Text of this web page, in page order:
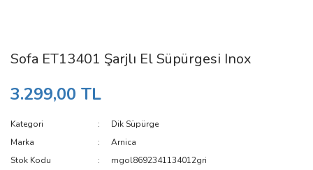
Sofa ET13401 Şarjlı El Süpürgesi Inox
3.299,00 TL
Kategori
Dik Süpürge
Marka
Arnica
Stok Kodu
mgol8692341134012gri